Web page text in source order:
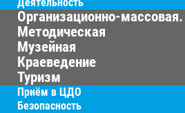
Организационно-
Методическая
Музейная
Краеведение
Туризм
Приём в ЦДО
Безопасность